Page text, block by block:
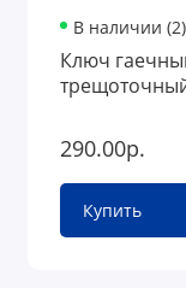
В наличии (2)
Ключ
290.00р.
Купить